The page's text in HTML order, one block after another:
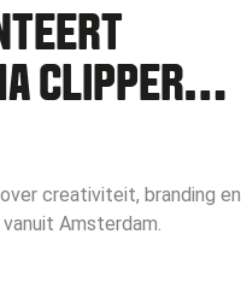
CLIPPER
LIONS
creativiteit, branding en
Amsterdam.